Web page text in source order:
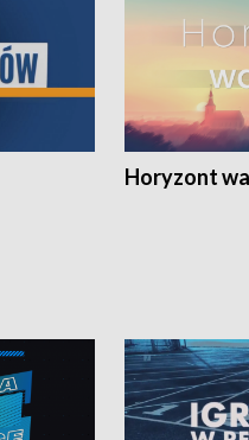
Horyzont